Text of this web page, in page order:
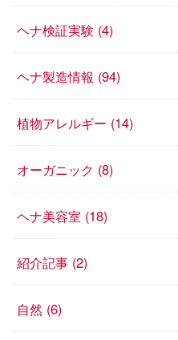
ヘナ検証実験 (4)
ヘナ製造情報 (94)
植物アレルギー (14)
オーガニック (8)
ヘナ美容室 (18)
紹介記事 (2)
自然 (6)